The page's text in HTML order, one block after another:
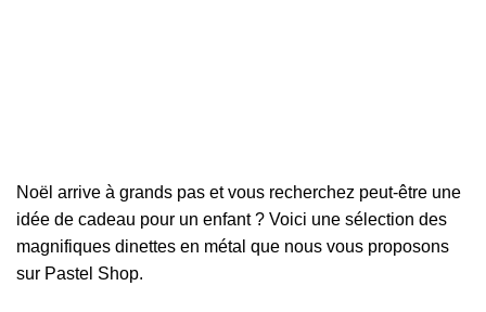
Noël arrive à grands pas et vous recherchez peut-être une
idée de cadeau pour un enfant ? Voici une sélection des
magnifiques dinettes en métal que nous vous proposons
sur Pastel Shop.